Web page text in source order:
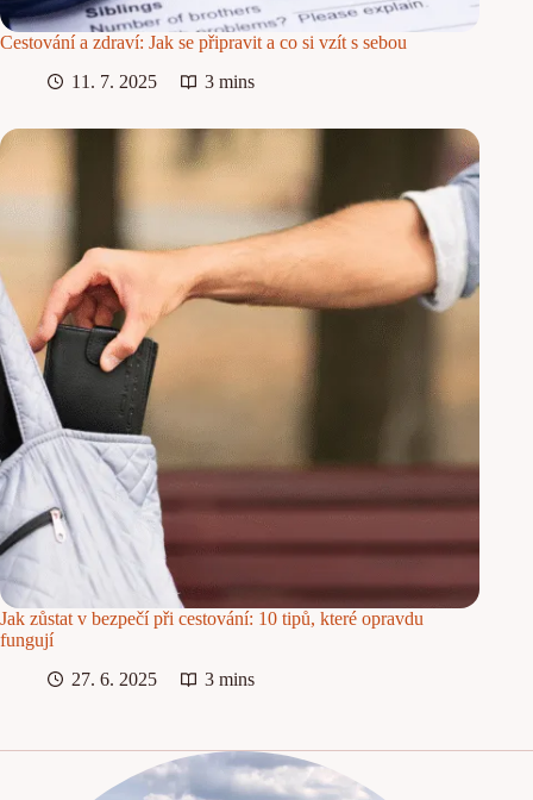
Cestování a zdraví: Jak se připravit a co si vzít s sebou
11. 7. 2025
3 mins
Jak zůstat v bezpečí při cestování: 10 tipů, které opravdu
fungují
27. 6. 2025
3 mins